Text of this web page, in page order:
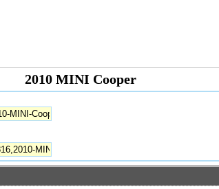
2010 MINI Cooper